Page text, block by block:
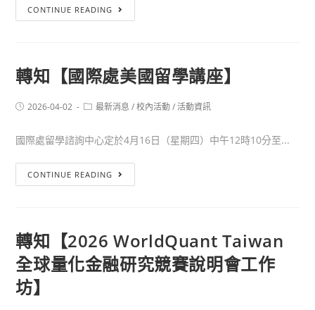
CONTINUE READING
轉知【國際處美國留學講座】
2026-04-02 最新消息 / 校內活動 / 活動資訊
國際處留學諮詢中心定於4月16日（星期四）中午12時10分至...
CONTINUE READING
轉知【2026 WorldQuant Taiwan
全球量化金融研究競賽說明會工作
坊】